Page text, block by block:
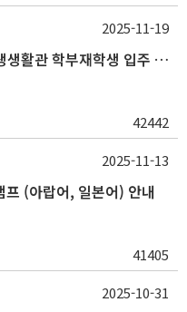
(11/24~28) 2026학년도 관악학생생활관 학부재학생 입주 신청 일정 안내
42442
2025-11-19
(아랍어, 일본어) 안내
41405
2025-11-13
2025-10-31